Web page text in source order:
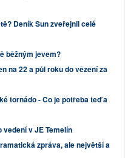
Deník Sun zveřejnil celé
běžným jevem?
na 22 a půl roku do vězení za
tornádo - Co je potřeba teď a
v JE Temelín
zpráva, ale největší a